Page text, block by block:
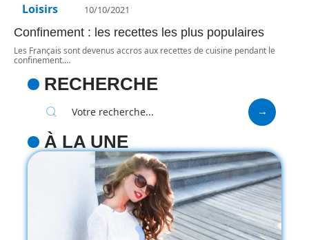
Loisirs 10/10/2021
Confinement : les recettes les plus populaires
Les Français sont devenus accros aux recettes de cuisine pendant le
confinement.…
RECHERCHE
À LA UNE